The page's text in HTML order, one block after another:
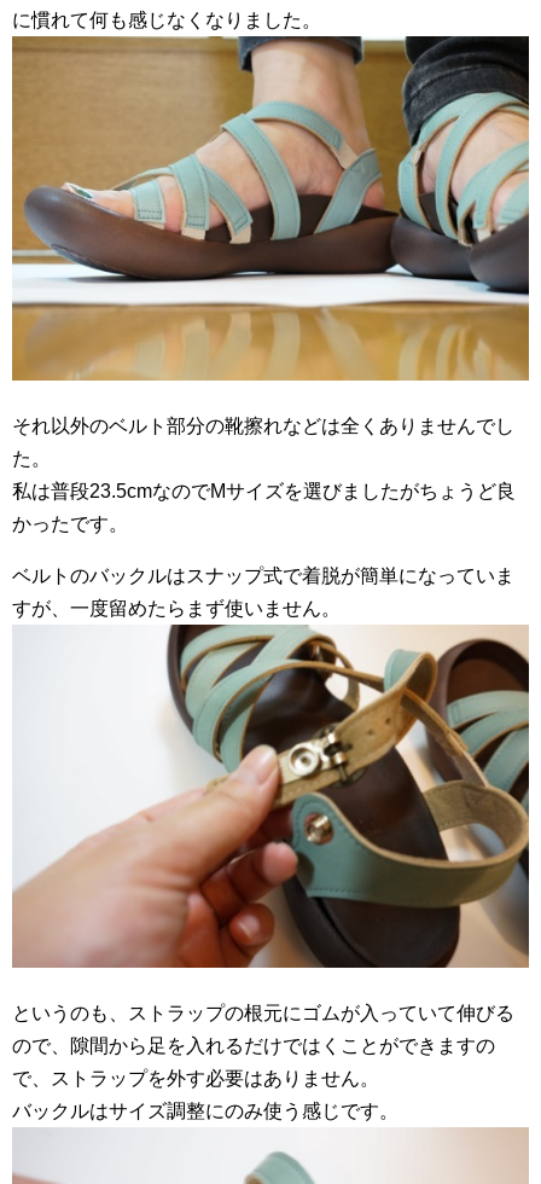
に慣れて何も感じなくなりました。
それ以外のベルト部分の靴擦れなどは全くありませんでし
た。
私は普段23.5cmなのでMサイズを選びましたがちょうど良
かったです。
ベルトのバックルはスナップ式で着脱が簡単になっていま
すが、一度留めたらまず使いません。
というのも、ストラップの根元にゴムが入っていて伸びる
ので、隙間から足を入れるだけではくことができますの
で、ストラップを外す必要はありません。
バックルはサイズ調整にのみ使う感じです。